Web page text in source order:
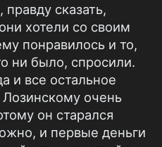
сказать,
хотели со своим
понравилось и то,
ни было, спросили.
и все остальное
очень
он старался
и первые деньги